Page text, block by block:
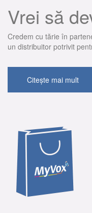
Vrei să
Credem cu tărie în
un distribuitor potrivit
Citește mai mult